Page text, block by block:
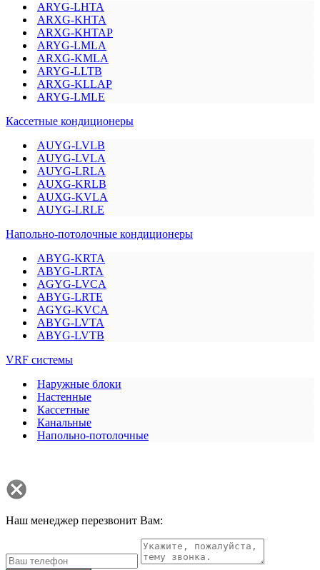
ARYG-LHTA
ARXG-KHTA
ARXG-KHTAP
ARYG-LMLA
ARXG-KMLA
ARYG-LLTB
ARXG-KLLAP
ARYG-LMLE
Кассетные кондиционеры
AUYG-LVLB
AUYG-LVLA
AUYG-LRLA
AUXG-KRLB
AUXG-KVLA
AUYG-LRLE
Напольно-потолочные кондиционеры
ABYG-KRTA
ABYG-LRTA
AGYG-LVCA
ABYG-LRTE
AGYG-KVCA
ABYG-LVTA
ABYG-LVTB
VRF системы
Наружные блоки
Настенные
Кассетные
Канальные
Напольно-потолочные
Наш менеджер перезвонит Вам: